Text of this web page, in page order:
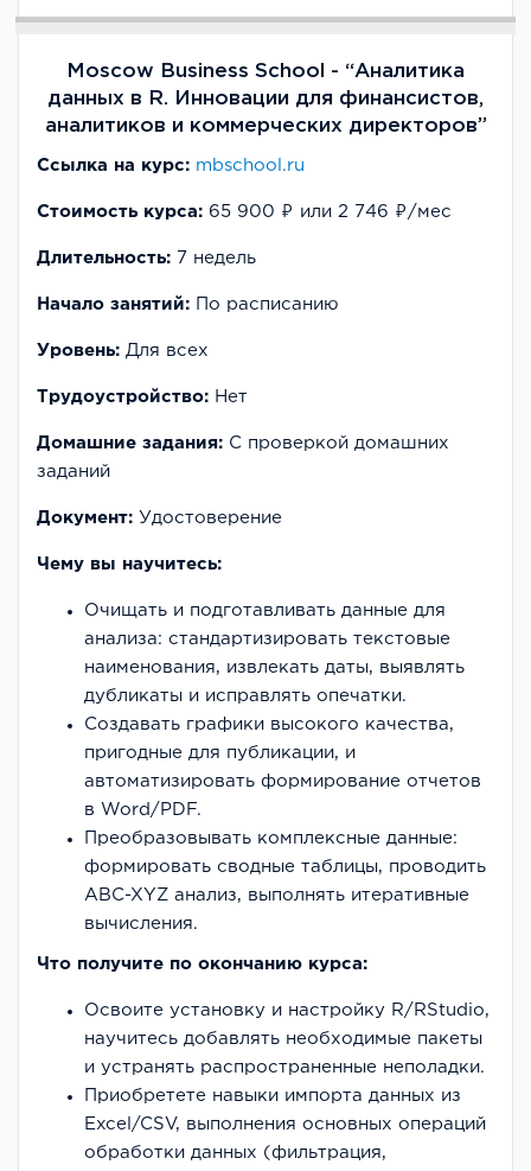
Moscow Business School - “Аналитика
данных в R. Инновации для финансистов,
аналитиков и коммерческих директоров”
Ссылка на курс: mbschool.ru
Стоимость курса: 65 900 ₽ или 2 746 ₽/мес
Длительность: 7 недель
Начало занятий: По расписанию
Уровень: Для всех
Трудоустройство: Нет
Домашние задания: С проверкой домашних
заданий
Документ: Удостоверение
Чему вы научитесь:
Очищать и подготавливать данные для
анализа: стандартизировать текстовые
наименования, извлекать даты, выявлять
дубликаты и исправлять опечатки.
Создавать графики высокого качества,
пригодные для публикации, и
автоматизировать формирование отчетов
в Word/PDF.
Преобразовывать комплексные данные:
формировать сводные таблицы, проводить
ABC-XYZ анализ, выполнять итеративные
вычисления.
Что получите по окончанию курса:
Освоите установку и настройку R/RStudio,
научитесь добавлять необходимые пакеты
и устранять распространенные неполадки.
Приобретете навыки импорта данных из
Excel/CSV, выполнения основных операций
обработки данных (фильтрация,